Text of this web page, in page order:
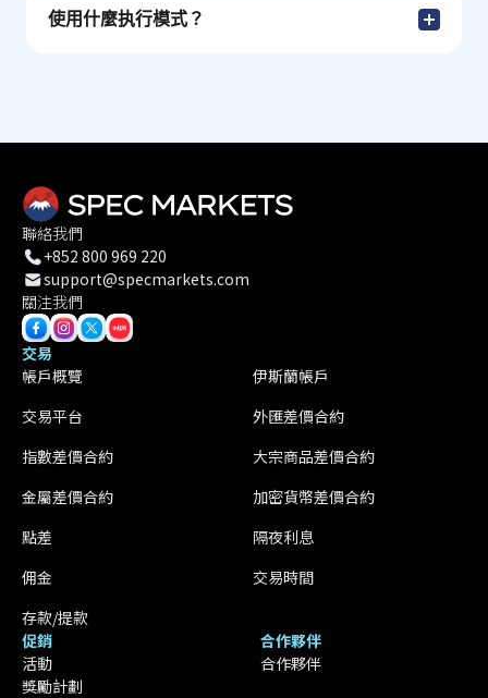
使用什麼执行模式？
聯絡我們
+852 800 969 220
support@specmarkets.com
關注我們
交易
帳戶概覽
伊斯蘭帳戶
交易平台
外匯差價合約
指數差價合約
大宗商品差價合約
金屬差價合約
加密貨幣差價合約
點差
隔夜利息
佣金
交易時間
存款/提款
促銷
活動
獎勵計劃
合作夥伴
合作夥伴